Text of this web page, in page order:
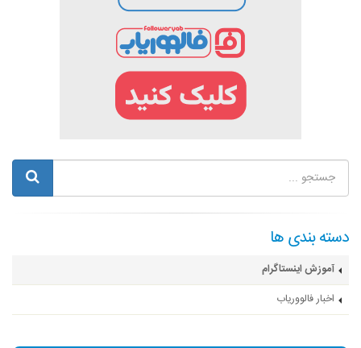
دسته بندی ها
آموزش اینستاگرام
اخبار فالووریاب